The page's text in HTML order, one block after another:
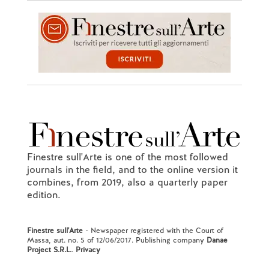
Finestre sull'Arte is one of the most followed
journals in the field, and to the online version it
combines, from 2019, also a quarterly paper
edition.
Finestre sull'Arte- Newspaper registered with the Court of
Massa, aut. no. 5 of 12/06/2017. Publishing company Danae
Project S.R.L.. Privacy